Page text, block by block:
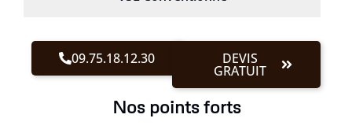
09.75.18.12.30 DEVIS
GRATUIT
Nos points forts